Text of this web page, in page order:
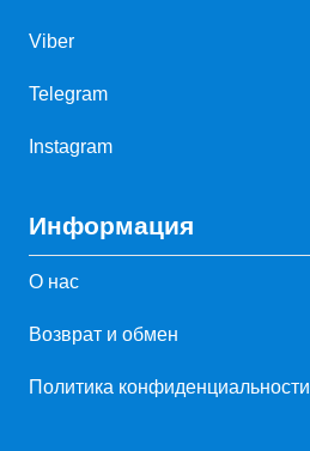
Viber
Telegram
Instagram
Информация
О нас
Возврат и обмен
Политика конфиденциальности